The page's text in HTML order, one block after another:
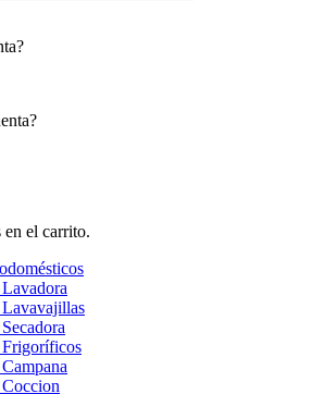
el carrito.
Frigoríficos